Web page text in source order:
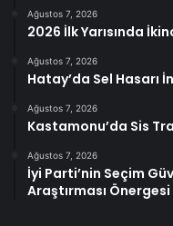
Ağustos 7, 2026
2026 İlk Yarısında
Ağustos 7, 2026
Hatay’da Sel Hasarı
Ağustos 7, 2026
Kastamonu’da Sis
Ağustos 7, 2026
İyi Parti’nin Seçim
Araştırması